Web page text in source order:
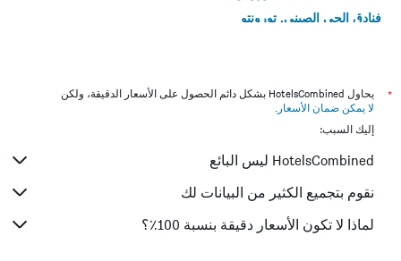
فنادق الحي الصيني, تورونتو
فنادق The Kingsway, تورونتو
فنادق High Park-Swansea, تورونتو
فنادق West Hill, تورونتو
فنادق Regent Park, تورونتو
فنادق وسط المدينة, تورونتو
*
يحاول HotelsCombined بشكل دائم الحصول على الأسعار الدقيقة، ولكن
لا يمكن ضمان الأسعار .
إليك السبب:
HotelsCombined ليس البائع
نقوم بتجميع الكثير من البيانات لك
لماذا لا تكون الأسعار دقيقة بنسبة 100٪؟